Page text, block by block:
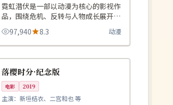
霓虹潜伏是一部以动漫为核心的影视作
品，围绕危机、反转与人物成长展开，
整体节奏紧凑，值得推荐观看。
97,940 8.3 动漫
日本
4K 99:45
落樱时分·纪念版
电影 2019
主演： 新垣结衣、二宫和也 等